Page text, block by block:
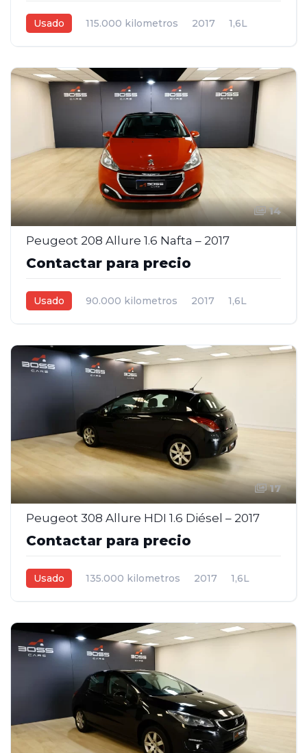
Usado 115.000 kilometros 2017
1,6L
14
Peugeot 208 Allure 1.6 Nafta – 2017
Contactar para precio
Usado 90.000 kilometros 2017
1,6L
17
Peugeot 308 Allure HDI 1.6 Diésel – 2017
Contactar para precio
Usado 135.000 kilometros 2017
1,6L